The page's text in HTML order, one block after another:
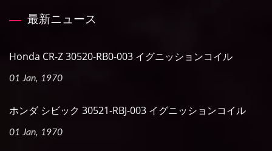
最新ニュース
Honda CR-Z 30520-RB0-003 イグニッションコイル
01 Jan, 1970
ホンダ シビック 30521-RBJ-003 イグニッションコイル
01 Jan, 1970